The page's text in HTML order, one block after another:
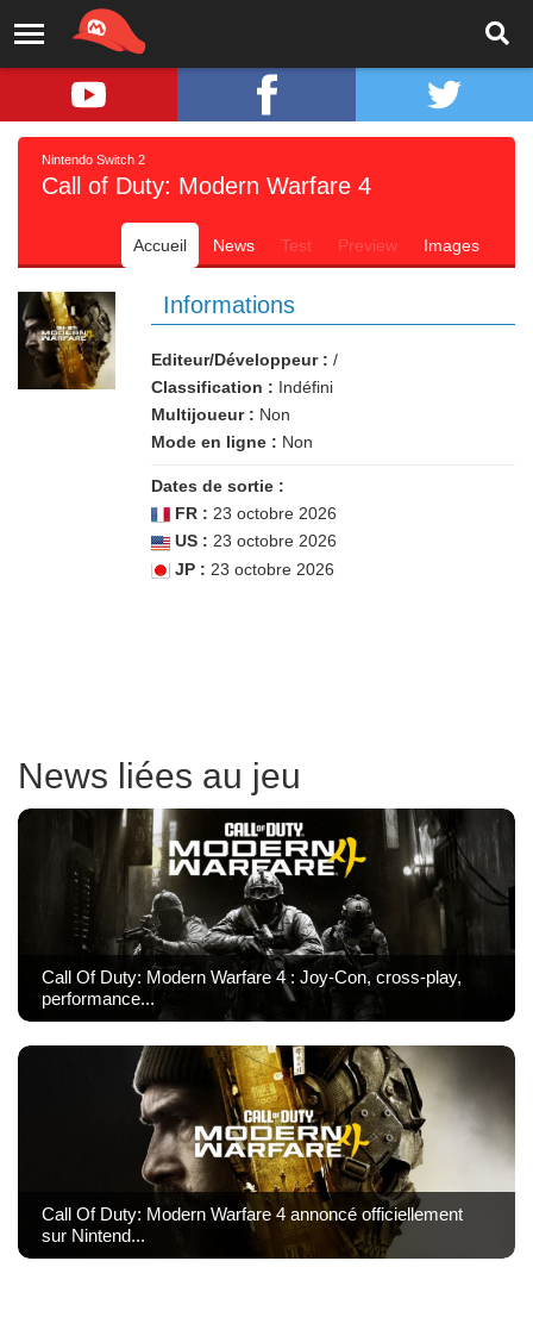
Nintendo Switch 2
Call of Duty: Modern Warfare 4
Accueil News Test Preview Images
Informations
Editeur/Développeur : /
Classification : Indéfini
Multijoueur : Non
Mode en ligne : Non
Dates de sortie :
FR : 23 octobre 2026
US : 23 octobre 2026
JP : 23 octobre 2026
News liées au jeu
Call Of Duty: Modern Warfare 4 : Joy-Con, cross-play,
performance...
Call Of Duty: Modern Warfare 4 annoncé officiellement
sur Nintend...